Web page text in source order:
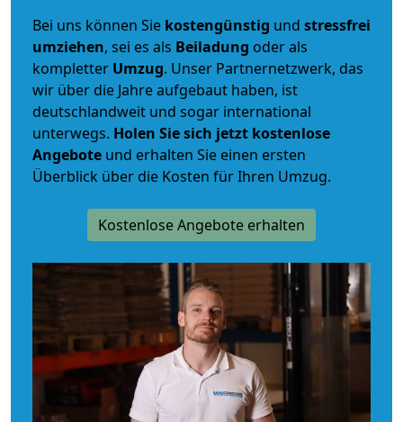
Bei uns können Sie kostengünstig und stressfrei
umziehen, sei es als Beiladung oder als
kompletter Umzug. Unser Partnernetzwerk, das
wir über die Jahre aufgebaut haben, ist
deutschlandweit und sogar international
unterwegs. Holen Sie sich jetzt kostenlose
Angebote und erhalten Sie einen ersten
Überblick über die Kosten für Ihren Umzug.
Kostenlose Angebote erhalten